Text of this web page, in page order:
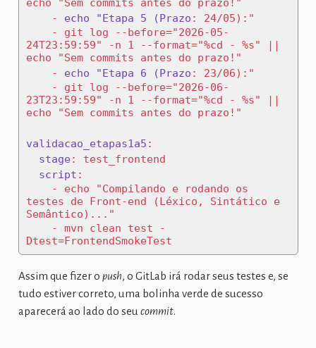
echo "Sem commits antes do prazo!"
-
echo "Etapa 5 (Prazo :
24/05):"
- git log --before="2026-05-
24T23:59:59" -n 1 --format="%cd - %s" ||
echo "Sem commits antes do prazo!"
-
echo "Etapa 6 (Prazo :
23/06):"
- git log --before="2026-06-
23T23:59:59" -n 1 --format="%cd - %s" ||
echo "Sem commits antes do prazo!"
validacao_etapas1a5 :
stage :
test_frontend
script :
- echo "Compilando e rodando os
testes de Front-end (Léxico, Sintático e
Semântico)..."
- mvn clean test -
Dtest=FrontendSmokeTest
Assim que fizer o push, o GitLab irá rodar seus testes e, se
tudo estiver correto, uma bolinha verde de sucesso
aparecerá ao lado do seu commit.